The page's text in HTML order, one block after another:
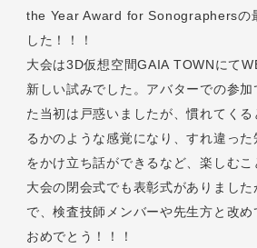
the Year Award for Sonographersの
した！！！
大会は3D仮想空間GAIA TOWNにて
新しい試みでした。アバターでの参
た当初は戸惑いましたが、慣れてく
るかのような感覚になり、すれ違っ
をかけ立ち話ができるなど、楽しむこ
大会の閉会式でも表彰式がありまし
で、検査技師メンバーや先生方と改
おめでとう！！！